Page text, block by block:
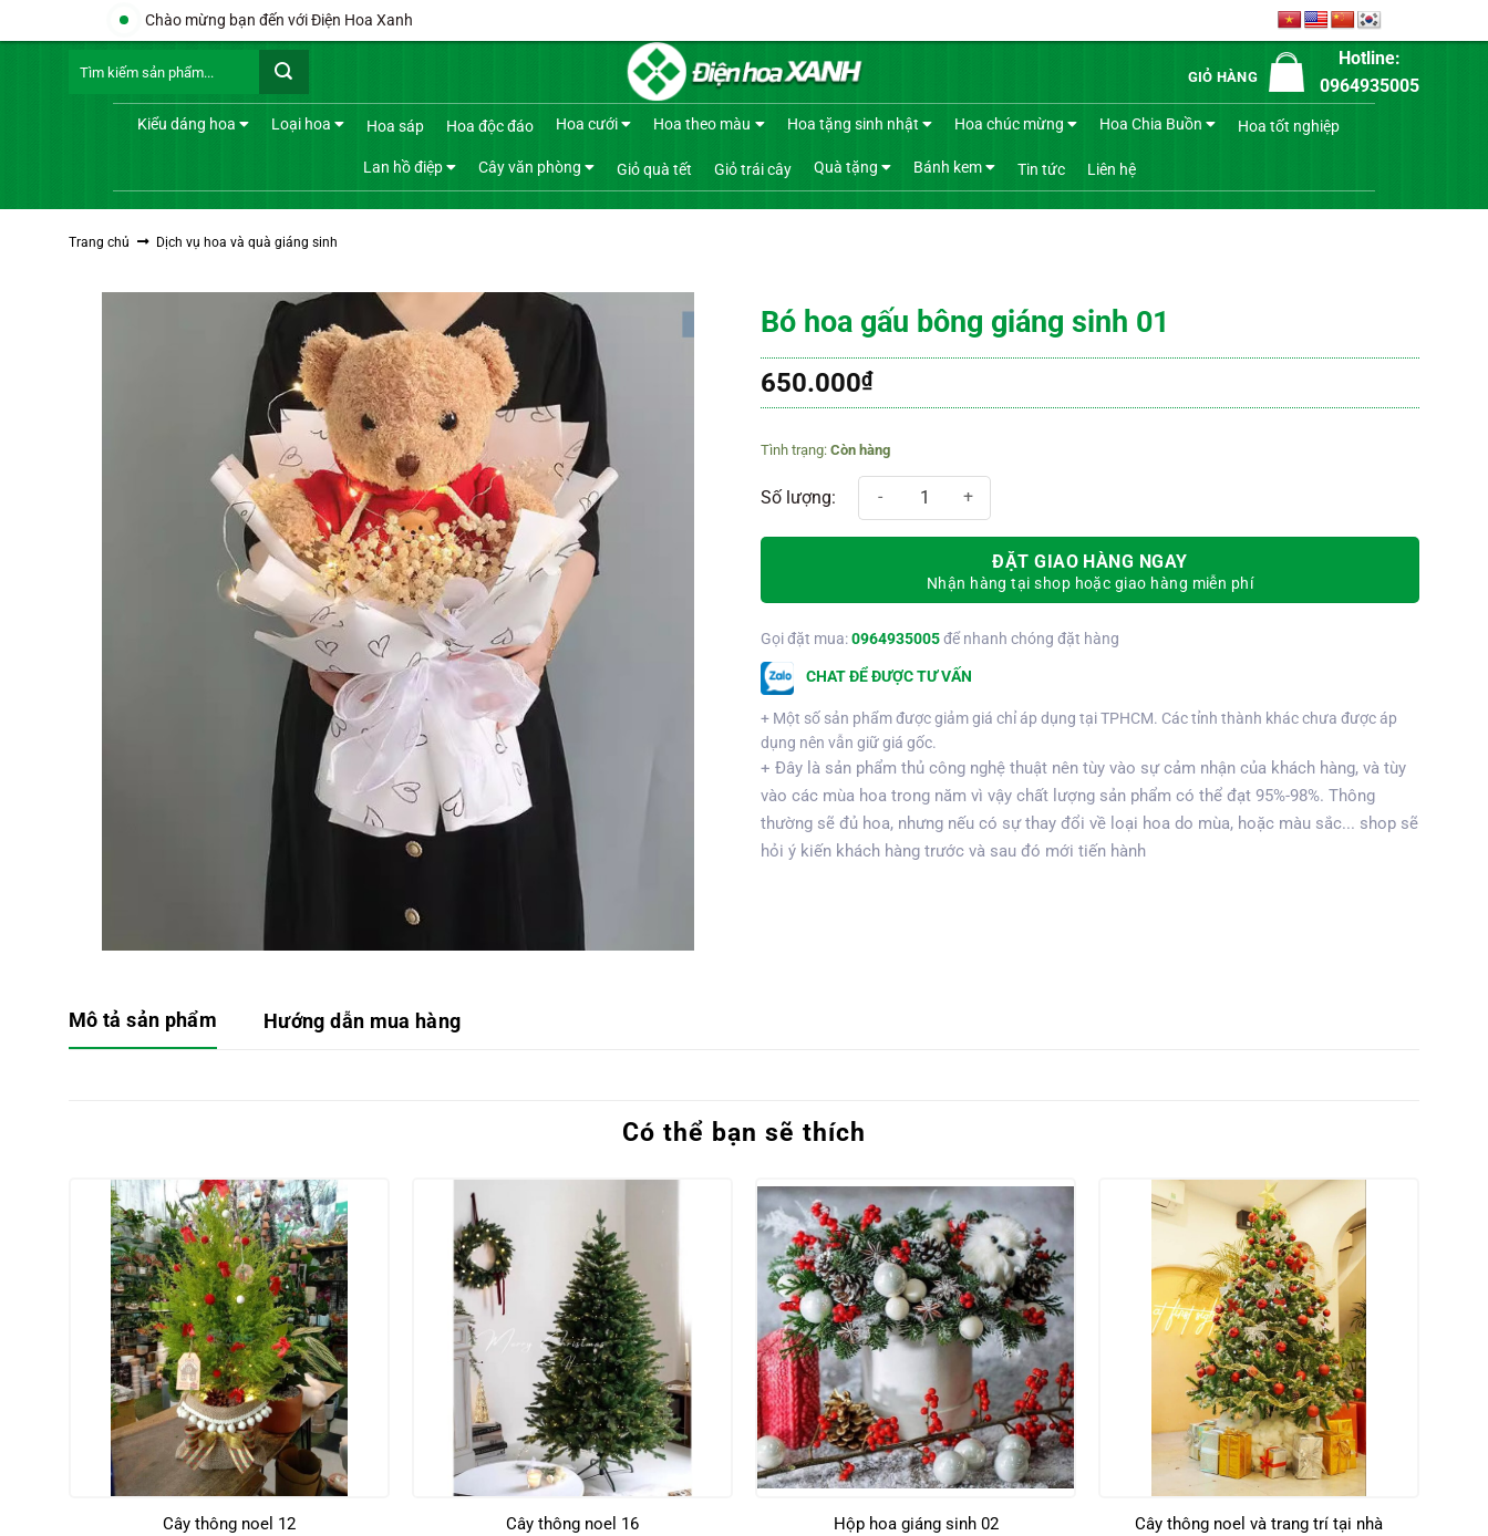
qua
Chào mừng bạn đến với Điện Hoa Xanh
kiếm:
GIỎ HÀNG
Hotline:
0964935005
Kiểu dáng hoa Loại hoa Hoa sáp Hoa độc đáo Hoa cưới Hoa theo màu Hoa tặng sinh nhật Hoa chúc mừng Hoa Chia Buồn Hoa tốt nghiệp
Lan hồ điệp Cây văn phòng Giỏ quà tết Giỏ trái cây Quà tặng Bánh kem Tin tức Liên hệ
Trang chủ Dịch vụ hoa và quà giáng sinh
Bó hoa gấu bông giáng sinh 01
650.000₫
Còn hàng
Bó hoa gấu bông giáng sinh 01 số lượng
ĐẶT GIAO HÀNG NGAY
Nhận hàng tại shop hoặc giao hàng miễn phí
Gọi đặt mua:0964935005để nhanh chóng đặt hàng
CHAT ĐỂ ĐƯỢC TƯ VẤN
+ Một số sản phẩm được giảm giá chỉ áp dụng tại TPHCM. Các tỉnh thành khác chưa được áp
dụng nên vẫn giữ giá gốc.
+ Đây là sản phẩm thủ công nghệ thuật nên tùy vào sự cảm nhận của khách hàng, và tùy
vào các mùa hoa trong năm vì vậy chất lượng sản phẩm có thể đạt 95%-98%. Thông
thường sẽ đủ hoa, nhưng nếu có sự thay đổi về loại hoa do mùa, hoặc màu sắc... shop sẽ
hỏi ý kiến khách hàng trước và sau đó mới tiến hành
Mô tả sản phẩm Hướng dẫn mua hàng
Có thể bạn sẽ thích
Cây thông noel 12 Cây thông noel 16 Hộp hoa giáng sinh 02 Cây thông noel và trang trí tại nhà